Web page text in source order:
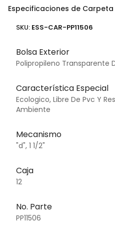
Especificaciones de
SKU: ESS-CAR-PP11506
Bolsa Exterior
Polipropileno Transparente
Característica Especial
Ecologico, Libre De Pvc Y
Ambiente
Mecanismo
"d", 1 1/2"
Caja
12
No. Parte
PP11506